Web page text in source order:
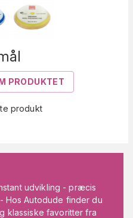
PRODUKTET
produkt
udvikling - præcis
Hos Autodude finder du
klassiske favoritter fra